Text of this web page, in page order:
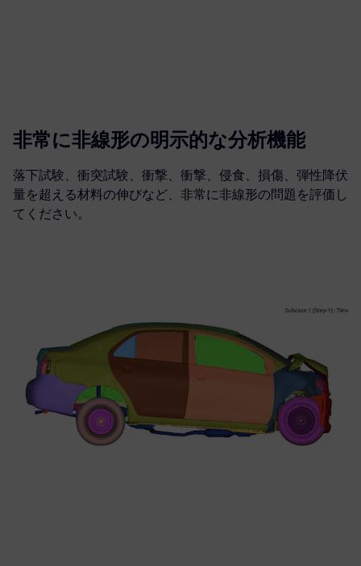
非常に非線形の明示的な分析機能
落下試験、衝突試験、衝撃、衝撃、侵食、損傷、弾性降伏
量を超える材料の伸びなど、非常に非線形の問題を評価し
てください。